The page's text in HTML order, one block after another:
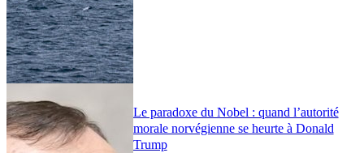
Le paradoxe du Nobel : quand l’autorité
morale norvégienne se heurte à Donald
Trump